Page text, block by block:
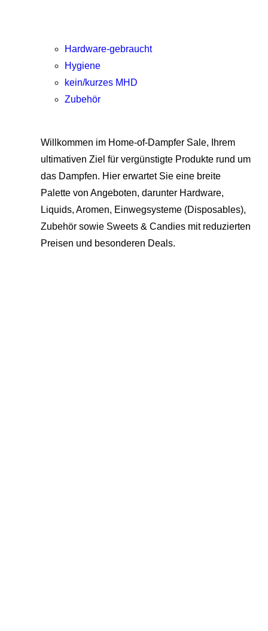
Hardware-gebraucht
Hygiene
kein/kurzes MHD
Zubehör
Willkommen im Home-of-Dampfer Sale, Ihrem
ultimativen Ziel für vergünstigte Produkte rund um
das Dampfen. Hier erwartet Sie eine breite
Palette von Angeboten, darunter Hardware,
Liquids, Aromen, Einwegsysteme (Disposables),
Zubehör sowie Sweets & Candies mit reduzierten
Preisen und besonderen Deals.